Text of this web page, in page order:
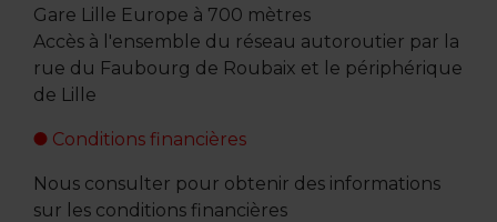
Gare Lille Europe à 700 mètres
Accès à l'ensemble du réseau autoroutier par la
rue du Faubourg de Roubaix et le périphérique
de Lille
Conditions financières
Nous consulter pour obtenir des informations
sur les conditions financières